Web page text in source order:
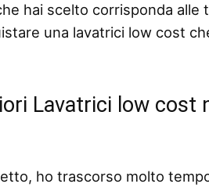
hai scelto corrisponda
una lavatrici low cost
Lavatrici low cost
ho trascorso molto